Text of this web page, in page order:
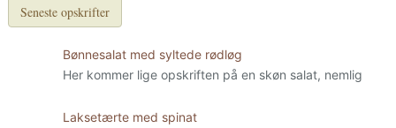
Seneste opskrifter
Bønnesalat med syltede rødløg
Her kommer lige opskriften på en skøn salat, nemlig
Laksetærte med spinat